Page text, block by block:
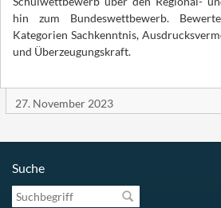
hin zum Bundeswettbewerb.
Kategorien Sachkenntnis,
und Überzeugungskraft.
27. November 2023
Suche
Suchbegriff